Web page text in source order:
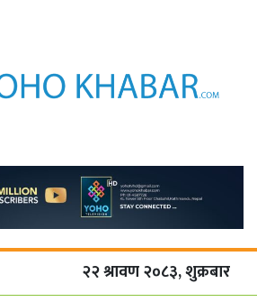
२२ श्रावण २०८३, शुक्रबार